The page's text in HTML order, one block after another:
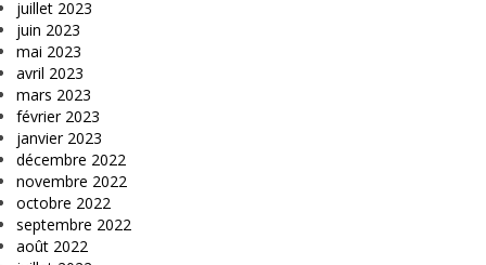
juillet 2023
juin 2023
mai 2023
avril 2023
mars 2023
février 2023
janvier 2023
décembre 2022
novembre 2022
octobre 2022
septembre 2022
août 2022